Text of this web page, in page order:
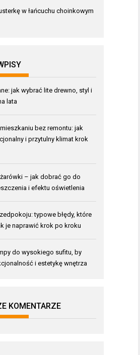
w łańcuchu choinkowym
jak wybrać lite drewno, styl i
lata
bez remontu: jak
i przytulny klimat krok
– jak dobrać go do
i efektu oświetlenia
typowe błędy, które
je naprawić krok po kroku
do wysokiego sufitu, by
i estetykę wnętrza
KOMENTARZE